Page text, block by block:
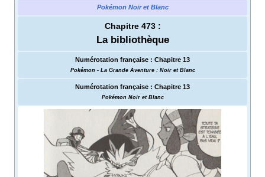
Pokémon Noir et Blanc
Chapitre 473 :
La bibliothèque
Numérotation française : Chapitre 13
Pokémon - La Grande Aventure : Noir et Blanc
Numérotation française : Chapitre 13
Pokémon Noir et Blanc